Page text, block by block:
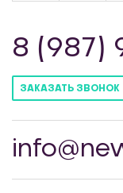
8 (987)
ЗАКАЗАТЬ ЗВОНОК